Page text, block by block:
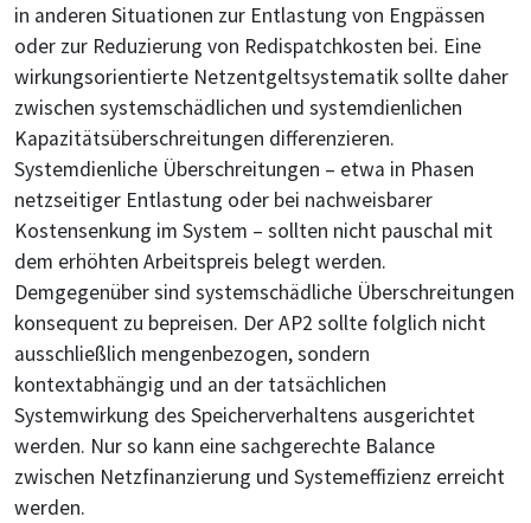
in anderen Situationen zur Entlastung von Engpässen
oder zur Reduzierung von Redispatchkosten bei. Eine
wirkungsorientierte Netzentgeltsystematik sollte daher
zwischen systemschädlichen und systemdienlichen
Kapazitätsüberschreitungen differenzieren.
Systemdienliche Überschreitungen – etwa in Phasen
netzseitiger Entlastung oder bei nachweisbarer
Kostensenkung im System – sollten nicht pauschal mit
dem erhöhten Arbeitspreis belegt werden.
Demgegenüber sind systemschädliche Überschreitungen
konsequent zu bepreisen. Der AP2 sollte folglich nicht
ausschließlich mengenbezogen, sondern
kontextabhängig und an der tatsächlichen
Systemwirkung des Speicherverhaltens ausgerichtet
werden. Nur so kann eine sachgerechte Balance
zwischen Netzfinanzierung und Systemeffizienz erreicht
werden.